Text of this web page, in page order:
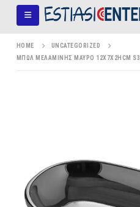
HOME
UNCATEGORIZED
ΜΠΩΛ ΜΕΛΑΜΙΝΗΣ ΜΑΥΡΟ 12X7X2HCM